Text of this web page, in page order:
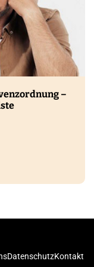
–
DatenschutzKontakt